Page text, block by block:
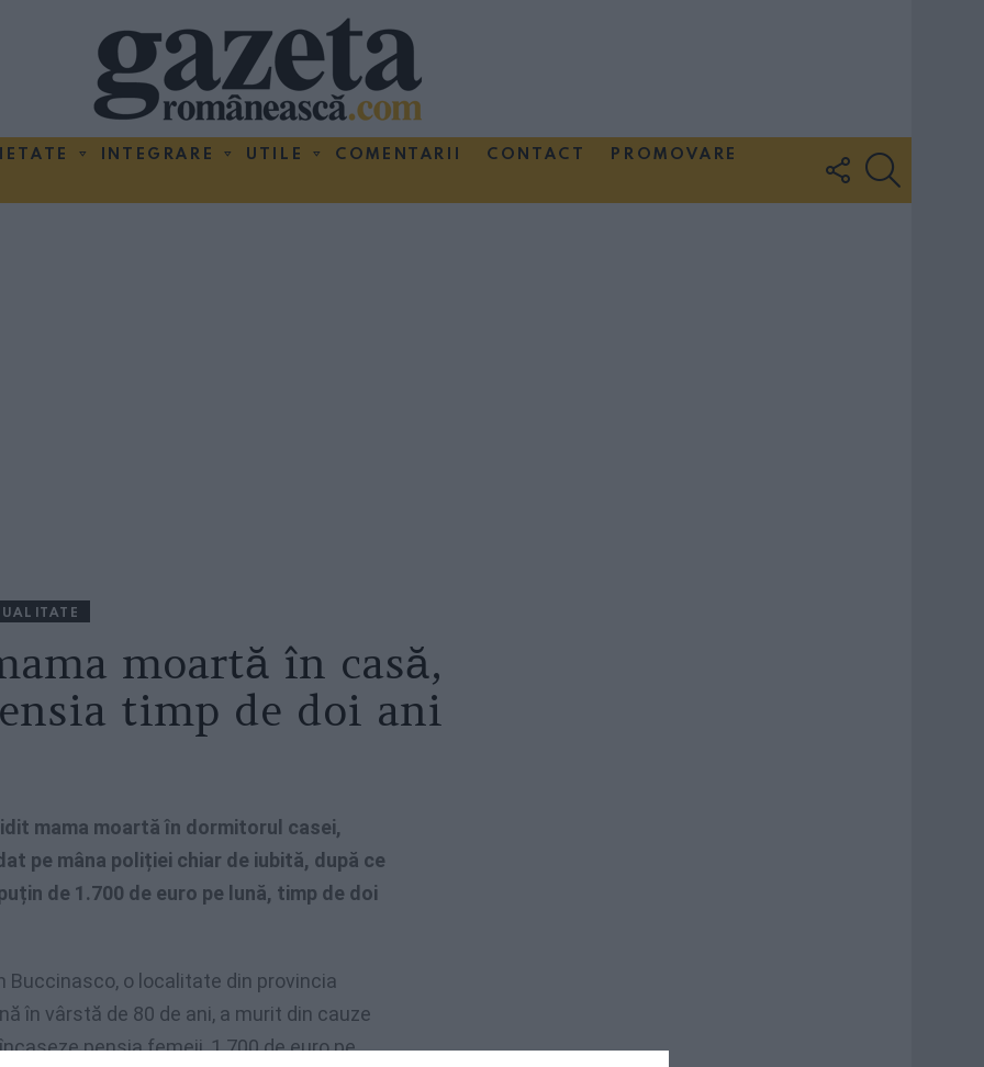
INTEGRARE UTILE COMENTARII CONTACT
PROMOVARE
FOLLOW
US
moartă în casă,
timp de doi ani
mama moartă în dormitorul casei,
pe mâna poliției chiar de iubită, după ce
de 1.700 de euro pe lună, timp de doi
Buccinasco, o localitate din provincia
în vârstă de 80 de ani, a murit din cauze
pensia femeii, 1.700 de euro pe